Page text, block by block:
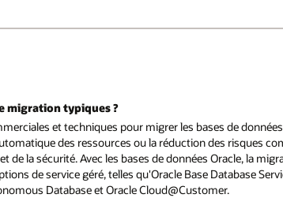
migration typiques ?
et techniques pour migrer les bases de
des ressources ou la réduction des risques
la sécurité. Avec les bases de données Oracle, la
de service géré, telles qu'Oracle Base Database
Database et Oracle Cloud@Customer.